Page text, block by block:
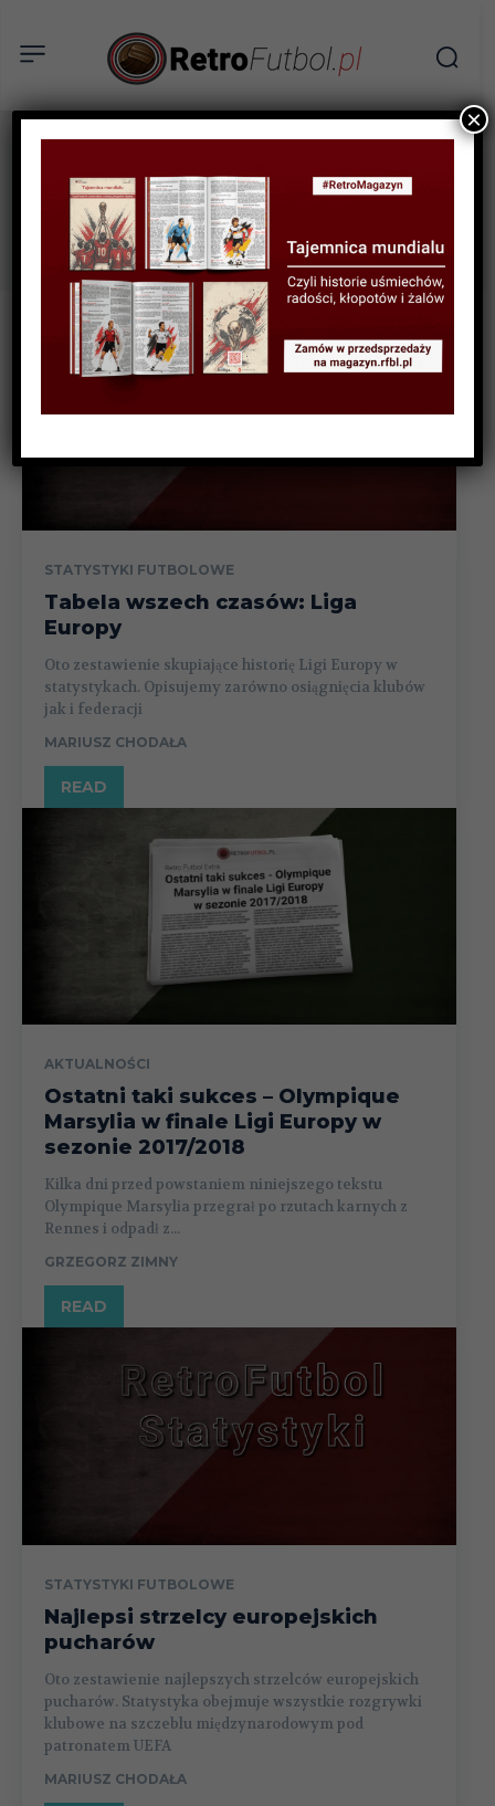
Tag: liga europy
STATYSTYKI FUTBOLOWE
Tabela wszech czasów: Liga
Europy
Oto zestawienie skupiające historię Ligi Europy w
statystykach. Opisujemy zarówno osiągnięcia klubów
jak i federacji
MARIUSZ CHODAŁA
READ
AKTUALNOŚCI
Ostatni taki sukces – Olympique
Marsylia w finale Ligi Europy w
sezonie 2017/2018
Kilka dni przed powstaniem niniejszego tekstu
Olympique Marsylia przegrał po rzutach karnych z
Rennes i odpadł z...
GRZEGORZ ZIMNY
READ
STATYSTYKI FUTBOLOWE
Najlepsi strzelcy europejskich
pucharów
Oto zestawienie najlepszych strzelców europejskich
pucharów. Statystyka obejmuje wszystkie rozgrywki
klubowe na szczeblu międzynarodowym pod
patronatem UEFA
MARIUSZ CHODAŁA
×